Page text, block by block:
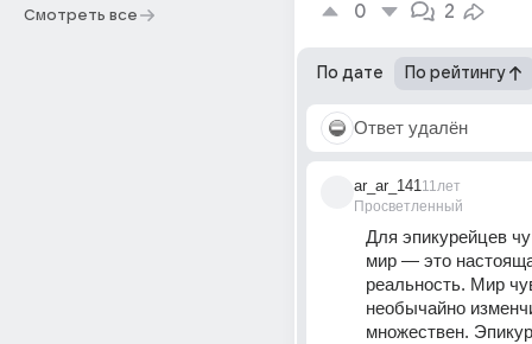
Смотреть все 0 2
По дате По рейтингу
Ответ удалён
ar_ar_141
Просветленный
11лет
Для эпикурейцев
мир — это
реальность. Мир
необычайно
множествен.